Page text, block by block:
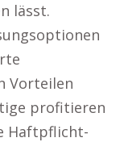
lässt.
Vorteilen
profitieren
Haftpflicht-